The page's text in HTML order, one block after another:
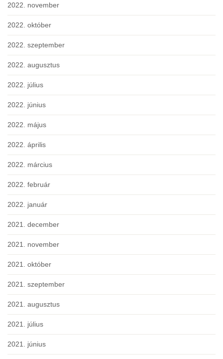
2022. november
2022. október
2022. szeptember
2022. augusztus
2022. július
2022. június
2022. május
2022. április
2022. március
2022. február
2022. január
2021. december
2021. november
2021. október
2021. szeptember
2021. augusztus
2021. július
2021. június